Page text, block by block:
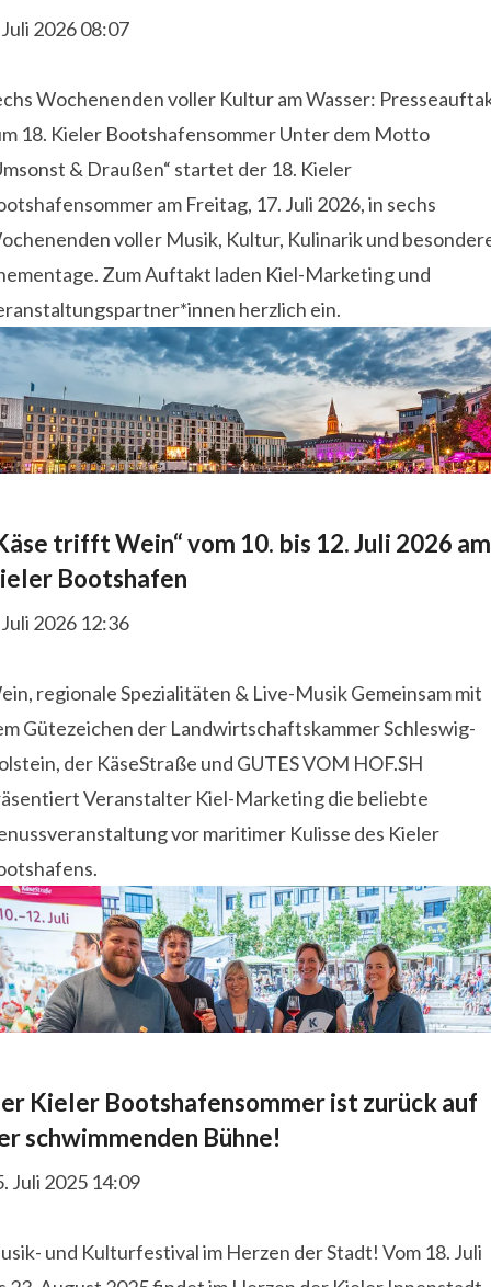
2026 08:07
Wochenenden voller Kultur am Wasser:
18. Kieler Bootshafensommer Unter dem Motto
& Draußen“ startet der 18. Kieler
am Freitag, 17. Juli 2026, in sechs
voller Musik, Kultur, Kulinarik und
Zum Auftakt laden Kiel-Marketing und
herzlich ein.
trifft Wein“ vom 10. bis 12. Juli 2026 am
Bootshafen
2026 12:36
regionale Spezialitäten & Live-Musik Gemeinsam mit
Gütezeichen der Landwirtschaftskammer Schleswig-
der KäseStraße und GUTES VOM HOF.SH
Veranstalter Kiel-Marketing die beliebte
vor maritimer Kulisse des Kieler
Kieler Bootshafensommer ist zurück auf
schwimmenden Bühne!
Juli 2025 14:09
und Kulturfestival im Herzen der Stadt! Vom 18. Juli